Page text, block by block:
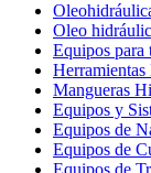
Oleo
Equipos para
Mangueras
Equipos y
Equipos de
Equipos de
Equipos de